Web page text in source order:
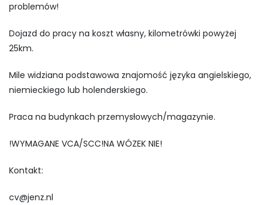
problemów!
Dojazd do pracy na koszt własny, kilometrówki powyżej
25km.
Mile widziana podstawowa znajomość języka angielskiego,
niemieckiego lub holenderskiego.
Praca na budynkach przemysłowych/magazynie.
!WYMAGANE VCA/SCC!NA WÓZEK NIE!
Kontakt:
cv@jenz.nl